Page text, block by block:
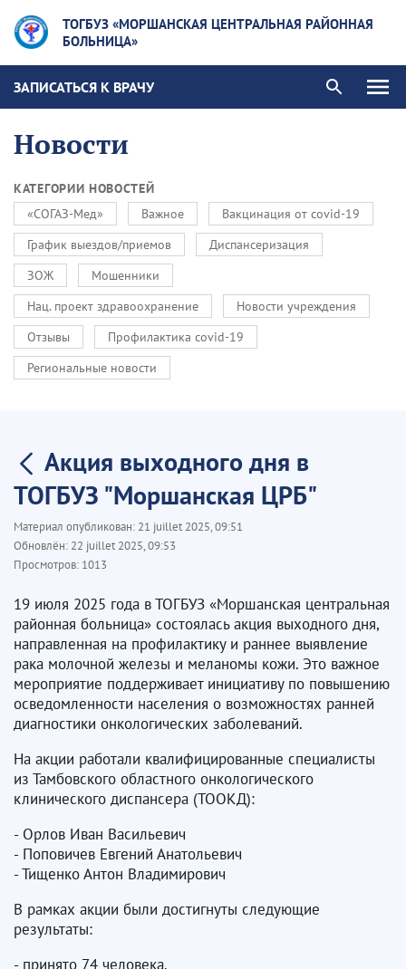
ТОГБУЗ «МОРШАНСКАЯ ЦЕНТРАЛЬНАЯ РАЙОННАЯ
БОЛЬНИЦА»
ЗАПИСАТЬСЯ К ВРАЧУ
Новости
КАТЕГОРИИ НОВОСТЕЙ
«СОГАЗ-Мед»
Важное
Вакцинация от covid-19
График выездов/приемов
Диспансеризация
ЗОЖ
Мошенники
Нац. проект здравоохранение
Новости учреждения
Отзывы
Профилактика covid-19
Региональные новости
Акция выходного дня в
ТОГБУЗ "Моршанская ЦРБ"
Материал опубликован: 21 juillet 2025, 09:51
Обновлён: 22 juillet 2025, 09:53
Просмотров: 1013
19 июля 2025 года в ТОГБУЗ «Моршанская центральная
районная больница» состоялась акция выходного дня,
направленная на профилактику и раннее выявление
рака молочной железы и меланомы кожи. Это важное
мероприятие поддерживает инициативу по повышению
осведомленности населения о возможностях ранней
диагностики онкологических заболеваний.
На акции работали квалифицированные специалисты
из Тамбовского областного онкологического
клинического диспансера (ТООКД):
- Орлов Иван Васильевич
- Поповичев Евгений Анатольевич
- Тищенко Антон Владимирович
В рамках акции были достигнуты следующие
результаты:
- принято 74 человека.